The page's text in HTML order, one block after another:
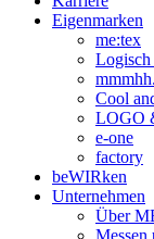
Eigenmarken
me:tex
Cool
LOGO
e-one
factory
beWIRken
Unternehmen
Über